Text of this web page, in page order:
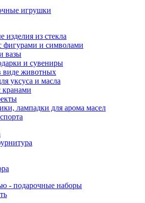
игрушки
изделия из стекла
фигурами и символами
вазы
и сувениры
виде животных
уксуса и масла
кранами
лампадки для арома масел
- подарочные наборы